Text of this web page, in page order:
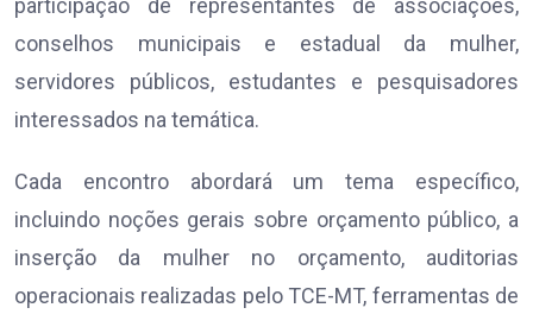
participação de representantes de associações,
conselhos municipais e estadual da mulher,
servidores públicos, estudantes e pesquisadores
interessados na temática.
Cada encontro abordará um tema específico,
incluindo noções gerais sobre orçamento público, a
inserção da mulher no orçamento, auditorias
operacionais realizadas pelo TCE-MT, ferramentas de